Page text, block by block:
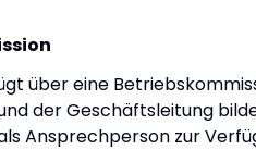
über eine
der Geschäftsleitung
Ansprechperson zur